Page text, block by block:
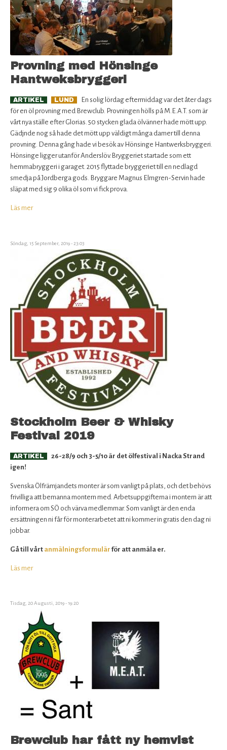
Provning med Hönsinge
Hantweksbryggeri
ARTIKEL LUND
En solig lördag eftermiddag var det åter dags
för en öl provning med Brewclub. Provningen hölls på M.E.A.T. som är
vårt nya ställe efter Glorias. 50 stycken glada ölvänner hade mött upp.
Gädjnde nog så hade det mött upp väldigt många damer till denna
provning. Denna gång hade vi besök av Hönsinge Hantwerksbryggeri.
Hönsinge ligger utanför Anderslöv.Bryggeriet startade som ett
hemmabryggeri i garaget. 2015 flyttade bryggeriet till en nedlagd
smedja på Jordberga gods. Bryggare Magnus Elmgren-Servin hade
släpat med sig 9 olika öl som vi fick prova.
Läs merom
Hönsinge
Hantweksbryggeri
Söndag, 15 September, 2019 - 23:03
Stockholm Beer & Whisky
Festival 2019
ARTIKEL
26-28/9 och 3-5/10 är det ölfestival i Nacka Strand
igen!
Svenska Ölfrämjandets monter är som vanligt på plats, och det behövs
frivilliga att bemanna montern med. Arbetsuppgifterna i montern är att
informera om SÖ och värva medlemmar. Som vanligt är den enda
ersättningen ni får för monterarbetet att ni kommer in gratis den dag ni
jobbar.
Gå till vårt anmälningsformulär för att anmäla er.
Läs merom
&
Whisky
Festival
2019
Tisdag, 20 Augusti, 2019 - 19:20
Brewclub har fått ny hemvist